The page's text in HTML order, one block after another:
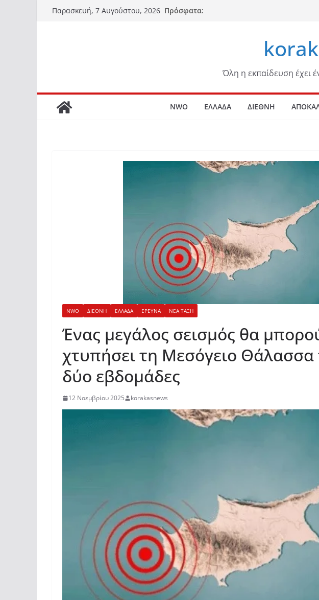
Μετάβαση
Παρασκευή, 7 Αυγούστου, 2026 Πρόσφατα:
Όλη η εκπαίδευση έχει
NWO ΕΛΛΑΔΑ ΔΙΕΘΝΗ
NWO ΔΙΕΘΝΗ ΕΛΛΑΔΑ ΕΡΕΥΝΑ ΝΕΑ ΤΑΞΗ
Ένας μεγάλος σεισμός θα
χτυπήσει τη Μεσόγειο Θάλασσα
δύο εβδομάδες
12 Νοεμβρίου 2025 korakasnews